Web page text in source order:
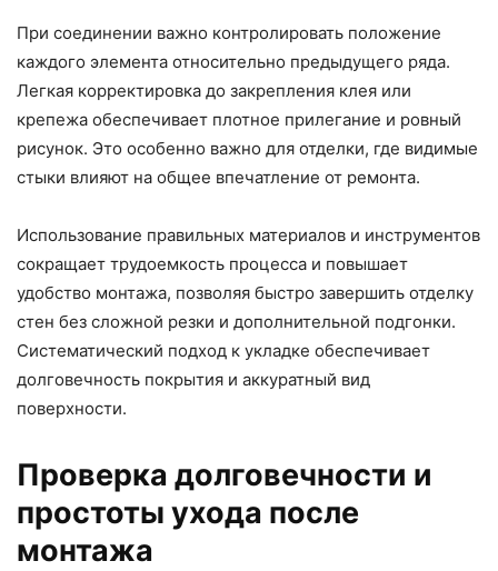
При соединении важно контролировать положение
каждого элемента относительно предыдущего ряда.
Легкая корректировка до закрепления клея или
крепежа обеспечивает плотное прилегание и ровный
рисунок. Это особенно важно для отделки, где видимые
стыки влияют на общее впечатление от ремонта.
Использование правильных материалов и инструментов
сокращает трудоемкость процесса и повышает
удобство монтажа, позволяя быстро завершить отделку
стен без сложной резки и дополнительной подгонки.
Систематический подход к укладке обеспечивает
долговечность покрытия и аккуратный вид
поверхности.
Проверка долговечности и
простоты ухода после
монтажа